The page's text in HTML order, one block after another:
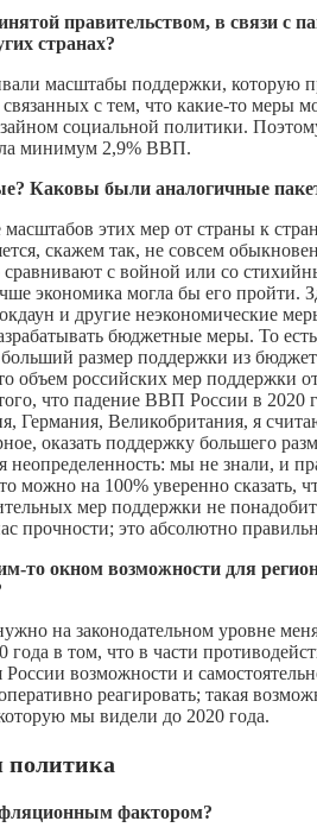
правительством, в связи с
странах?
масштабы поддержки, которую
с тем, что какие-то меры
социальной политики.
минимум 2,9% ВВП.
Каковы были аналогичные
этих мер от страны к
скажем так, не совсем
с войной или со
экономика могла бы его пройти.
и другие неэкономические
бюджетные меры. То
размер поддержки из
объем российских мер поддержки
что падение ВВП России в 2020
Германия, Великобритания, я
оказать поддержку большего
мы не знали, и
можно на 100% уверенно сказать,
мер поддержки не
прочности; это абсолютно
то окном возможности для
на законодательном уровне
в том, что в части
возможности и
реагировать; такая
мы видели до 2020 года.
политика
фактором?